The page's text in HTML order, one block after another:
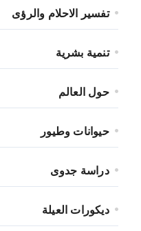
تفسير الاحلام والرؤى
تنمية بشرية
حول العالم
حيوانات وطيور
دراسة جدوى
ديكورات العيلة